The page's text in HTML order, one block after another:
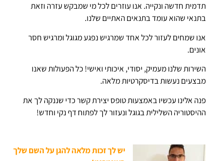
תדמית חדשה ונקייה. אנו עוזרים לכל מי שמבקש עזרה וזאת
בתנאי שהוא עומד בתנאים האתיים שלנו.
אנו שמחים לעזור לכל אחד שמרגיש נפגע מגוגל ומרגיש חסר
אונים.
השירות שלנו מעמיק, יסודי, איכותי ואישי! כל הפעולות שאנו
מבצעים נעשות בדיסקרטיות מלאה.
פנה אלינו עכשיו באמצעות טופס יצירת קשר כדי שננקה לך את
ההיסטוריה השלילית בגוגל ונעזור לך לפתוח דף נקי וחדש!
יש לך זכות מלאה להגן על השם שלך